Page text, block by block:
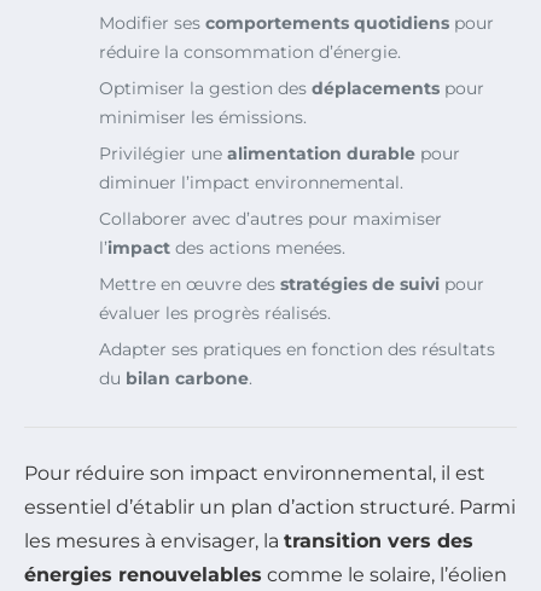
Modifier ses comportements quotidiens pour
réduire la consommation d’énergie.
Optimiser la gestion des déplacements pour
minimiser les émissions.
Privilégier une alimentation durable pour
diminuer l’impact environnemental.
Collaborer avec d’autres pour maximiser
l’impact des actions menées.
Mettre en œuvre des stratégies de suivi pour
évaluer les progrès réalisés.
Adapter ses pratiques en fonction des résultats
du bilan carbone.
Pour réduire son impact environnemental, il est
essentiel d’établir un plan d’action structuré. Parmi
les mesures à envisager, la transition vers des
énergies renouvelables comme le solaire, l’éolien